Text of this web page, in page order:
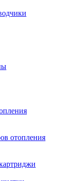
отопления